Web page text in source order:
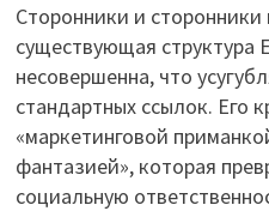
Сторонники и
существующая структура
несовершенна, что
стандартных ссылок. Его
«маркетинговой
фантазией», которая
социальную